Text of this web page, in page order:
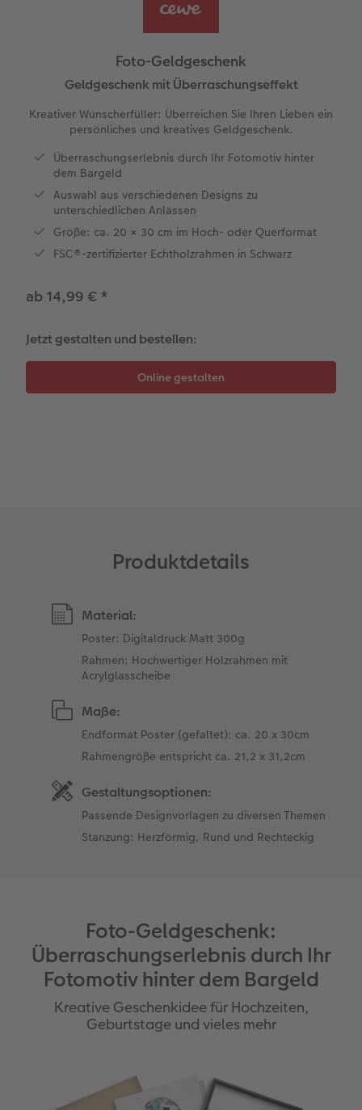
Jahrbuch gestalten
Panoramaseite
Schuber
Designvorlagen
Foto-Kochbuch
Kundenbeispiele
Anleitungen & Hilfe
Nature Prints
Premium Poster
Fotosticker
Fotosets
Sofortfotos
Fotos digitalisieren
Photo Streetmap Poster
Alu-Dibond
Hartschaum
Gallery Print
hexxas
Willkommensschild
Neuheiten
Dankeskarten Kommunion
Urlaubsgrüße
Weitere Anlässe
Papierqualitäten
Klappkarten
Fotokarten
CEWE myPhotos
Foto-Geschenkbox
Art Prints
Handyhüllen
Faber-Castell
Haustierwelt
CEWE myPhotos
Wandkalender mit Design
Neuheiten
CEWE myPhotos
Handykette
Lederhüllen
Holzhülle
mit Design
CEWE myPhotos
Neuheiten
nachhaltiger Schenken
Liebe schenken
Geburtstagsgeschenke
Inspiration
Kundenbeispiele
Foto-Geldgeschenk
Geldgeschenk mit Überraschungseffekt
Kreativer Wunscherfüller: Überreichen Sie Ihren Lieben ein
persönliches und kreatives Geldgeschenk.
Überraschungserlebnis durch Ihr Fotomotiv hinter
dem Bargeld
Auswahl aus verschiedenen Designs zu
unterschiedlichen Anlässen
Größe: ca. 20 × 30 cm im Hoch- oder Querformat
FSC®-zertifizierter Echtholzrahmen in Schwarz
ab 14,99 € *
Jetzt gestalten und bestellen:
Produktdetails
Material:
Poster: Digitaldruck Matt 300g
Rahmen: Hochwertiger Holzrahmen mit
Acrylglasscheibe
Maße:
Endformat Poster (gefaltet): ca. 20 x 30cm
Rahmengröße entspricht ca. 21,2 x 31,2cm
Gestaltungsoptionen:
Passende Designvorlagen zu diversen Themen
Stanzung: Herzförmig, Rund und Rechteckig
Foto-Geldgeschenk:
Überraschungserlebnis durch Ihr
Fotomotiv hinter dem Bargeld
Kreative Geschenkidee für Hochzeiten,
Geburtstage und vieles mehr